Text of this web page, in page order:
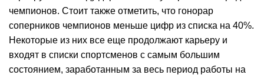
чемпионов. Стоит также отметить, что гонорар
соперников чемпионов меньше цифр из списка на 40%.
Некоторые из них все еще продолжают карьеру и
входят в списки спортсменов с самым большим
состоянием, заработанным за весь период работы на